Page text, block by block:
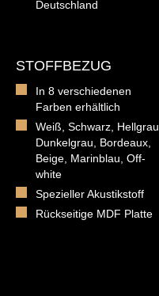
Deutschland
STOFFBEZUG
In 8 verschiedenen
Farben erhältlich
Weiß, Schwarz, Hellgrau,
Dunkelgrau, Bordeaux,
Beige, Marinblau, Off-
white
Spezieller Akustikstoff
Rückseitige MDF Platte